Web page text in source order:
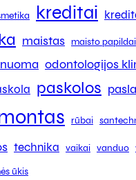
kreditai
maistas maisto papildai
nuoma odontologijos
paskolos
rūbai
technika vaikai vanduo
ūkis